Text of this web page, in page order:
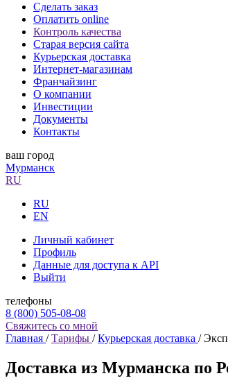
Сделать заказ
Оплатить online
Контроль качества
Старая версия сайта
Курьерская доставка
Интернет-магазинам
Франчайзинг
О компании
Инвестиции
Документы
Контакты
ваш город
Мурманск
RU
RU
EN
Личный кабинет
Профиль
Данные для доступа к API
Выйти
телефоны
8 (800) 505-08-08
Свяжитесь со мной
Главная /Тарифы /Курьерская доставка /
Доставка из Мурманска по